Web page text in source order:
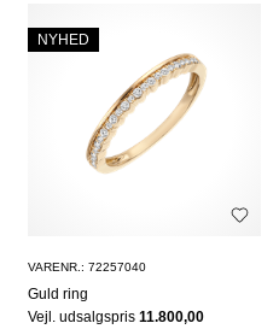
NYHED
VARENR.: 72257040
Guld ring
Vejl. udsalgspris 11.800,00